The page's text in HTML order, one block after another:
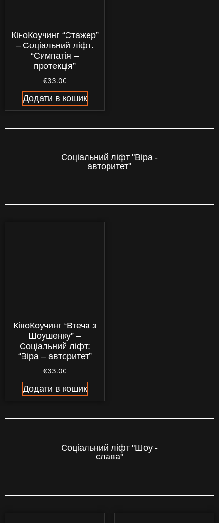
КіноКоучинг “Стажер”
– Соціальний ліфт:
“Симпатія –
протекція”
€33.00
Додати в кошик
Соціальний ліфт "Віра -
авторитет"
КіноКоучинг “Втеча з
Шоушенку” –
Соціальний ліфт:
“Віра – авторитет”
€33.00
Додати в кошик
Соціальний ліфт "Шоу -
слава"